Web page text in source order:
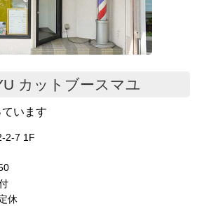
カットブースマユ
います
2-7 1F
休